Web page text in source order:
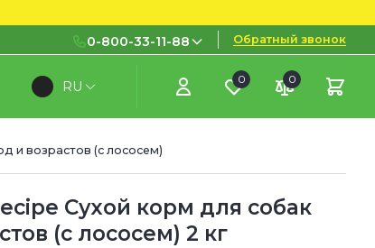
0-800-33-11-88
0-800-33-11-88
Бесплатно с городских и
(097) 133 11 88
(095) 133 11 88
(073) 133 11 88
Обратный звонок
RU 0 0
и возрастов (с лососем)
Сухой корм для собак
(с лососем) 2 кг